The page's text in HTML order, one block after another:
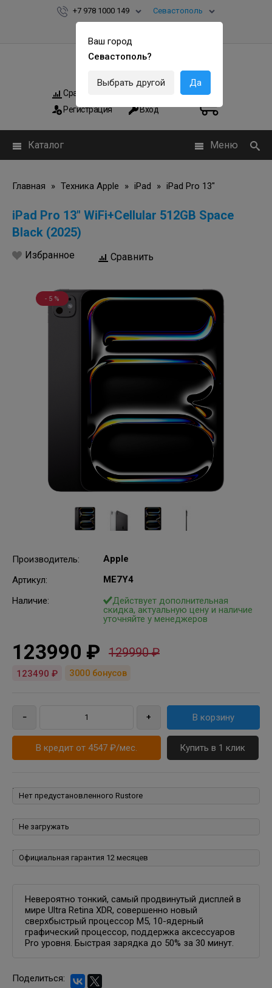
Ваш город
Севастополь?
Выбрать другой Да
+7 978 1000 149 Севастополь
Сравнить
Регистрация
Мои заказы
Вход
0
Каталог Меню
Главная » Техника Apple » iPad » iPad Pro 13"
iPad Pro 13" WiFi+Cellular 512GB Space
Black (2025)
Избранное Сравнить
- 5 %
Производитель:
Apple
Артикул:
ME7Y4
Наличие:
Действует дополнительная
скидка, актуальную цену и наличие
уточняйте у менеджеров
123990 ₽ 129990 ₽
3000 бонусов
123490 ₽
В кредит от 4547 ₽/мес. Купить в 1 клик
Rustore:
Пакеты программ для iPhone, iPad, iPod, iOS:
Гарантия:
Невероятно тонкий, самый продвинутый дисплей в
мире Ultra Retina XDR, совершенно новый
сверхбыстрый процессор M5, 10-ядерный
графический процессор, поддержка аксессуаров
Pro уровня. Быстрая зарядка до 50% за 30 минут.
Поделиться: